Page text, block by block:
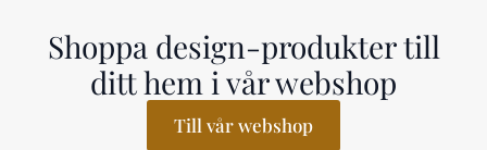
Shoppa design-produkter till
ditt hem i vår webshop
Till vår webshop